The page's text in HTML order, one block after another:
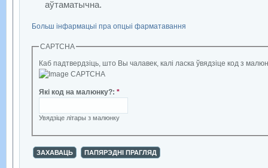
аўтаматычна.
Больш інфармацыі пра опцыі фарматавання
CAPTCHA
Каб падтвердзіць, што Вы чалавек, калі ласка ўвядзіце код з
Які код на малюнку?: *
Увядзіце літары з малюнку